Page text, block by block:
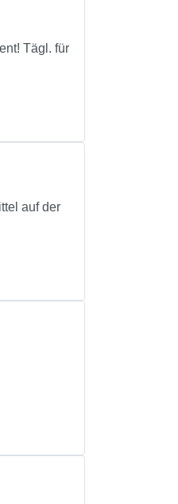
Tägl. für
auf der